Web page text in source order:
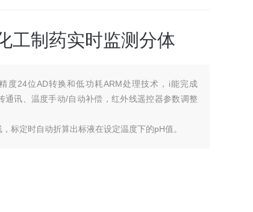
工制药实时监测分体
度24位AD转换和低功耗ARM处理技术，i能完成
通讯、温度手动/自动补偿，红外线遥控器参数调整
标定时自动折算出标液在设定温度下的pH值。